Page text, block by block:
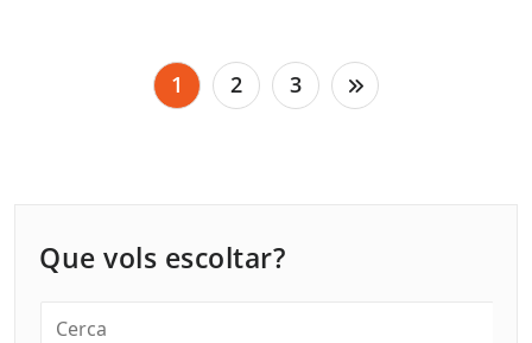
1 2 3
Que vols escoltar?